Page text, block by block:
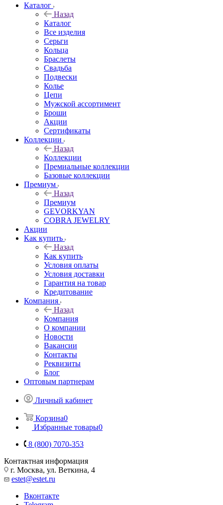
Каталог
Назад
Каталог
Все изделия
Серьги
Кольца
Браслеты
Свадьба
Подвески
Колье
Цепи
Мужской ассортимент
Броши
Акции
Сертификаты
Коллекции
Назад
Коллекции
Премиальные коллекции
Базовые коллекции
Премиум
Назад
Премиум
GEVORKYAN
COBRA JEWELRY
Акции
Как купить
Назад
Как купить
Условия оплаты
Условия доставки
Гарантия на товар
Кредитование
Компания
Назад
Компания
О компании
Новости
Вакансии
Контакты
Реквизиты
Блог
Оптовым партнерам
Личный кабинет
Корзина0
Избранные товары0
8 (800) 7070-353
Контактная информация
г. Москва, ул. Веткина, 4
estet@estet.ru
Вконтакте